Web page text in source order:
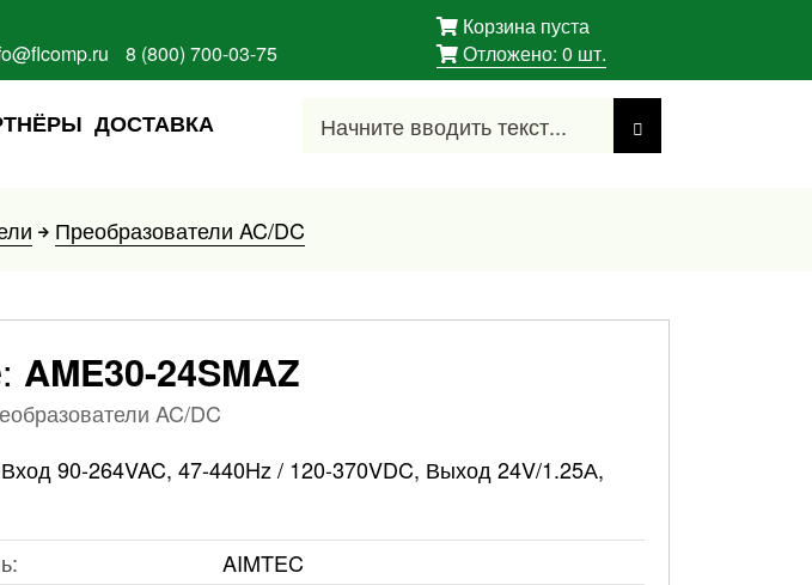
8 (800) 700-03-75
Корзина пуста
Отложено: 0 шт.
ДОСТАВКА
Преобразователи AC/DC
AME30-24SMAZ
AC/DC
90-264VAC, 47-440Hz / 120-370VDC, Выход 24V/1.25А,
AIMTEC